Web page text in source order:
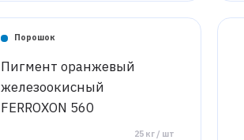
Порошок
Пигмент оранжевый
железоокисный
FERROXON 560
25 кг / шт